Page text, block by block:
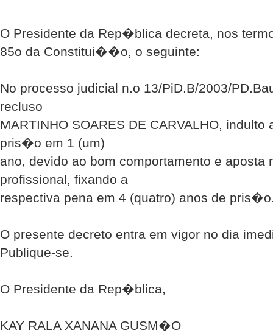
O Presidente da Rep�blica decreta, nos
85o da Constitui��o, o seguinte:
No processo judicial n.o 13/PiD.B/2003/
recluso
MARTINHO SOARES DE CARVALHO,
pris�o em 1 (um)
ano, devido ao bom comportamento e
profissional, fixando a
respectiva pena em 4 (quatro) anos de
O presente decreto entra em vigor no dia
Publique-se.
O Presidente da Rep�blica,
KAY RALA XANANA GUSM�O